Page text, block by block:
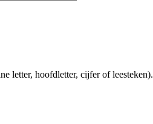
letter, hoofdletter, cijfer of leesteken).